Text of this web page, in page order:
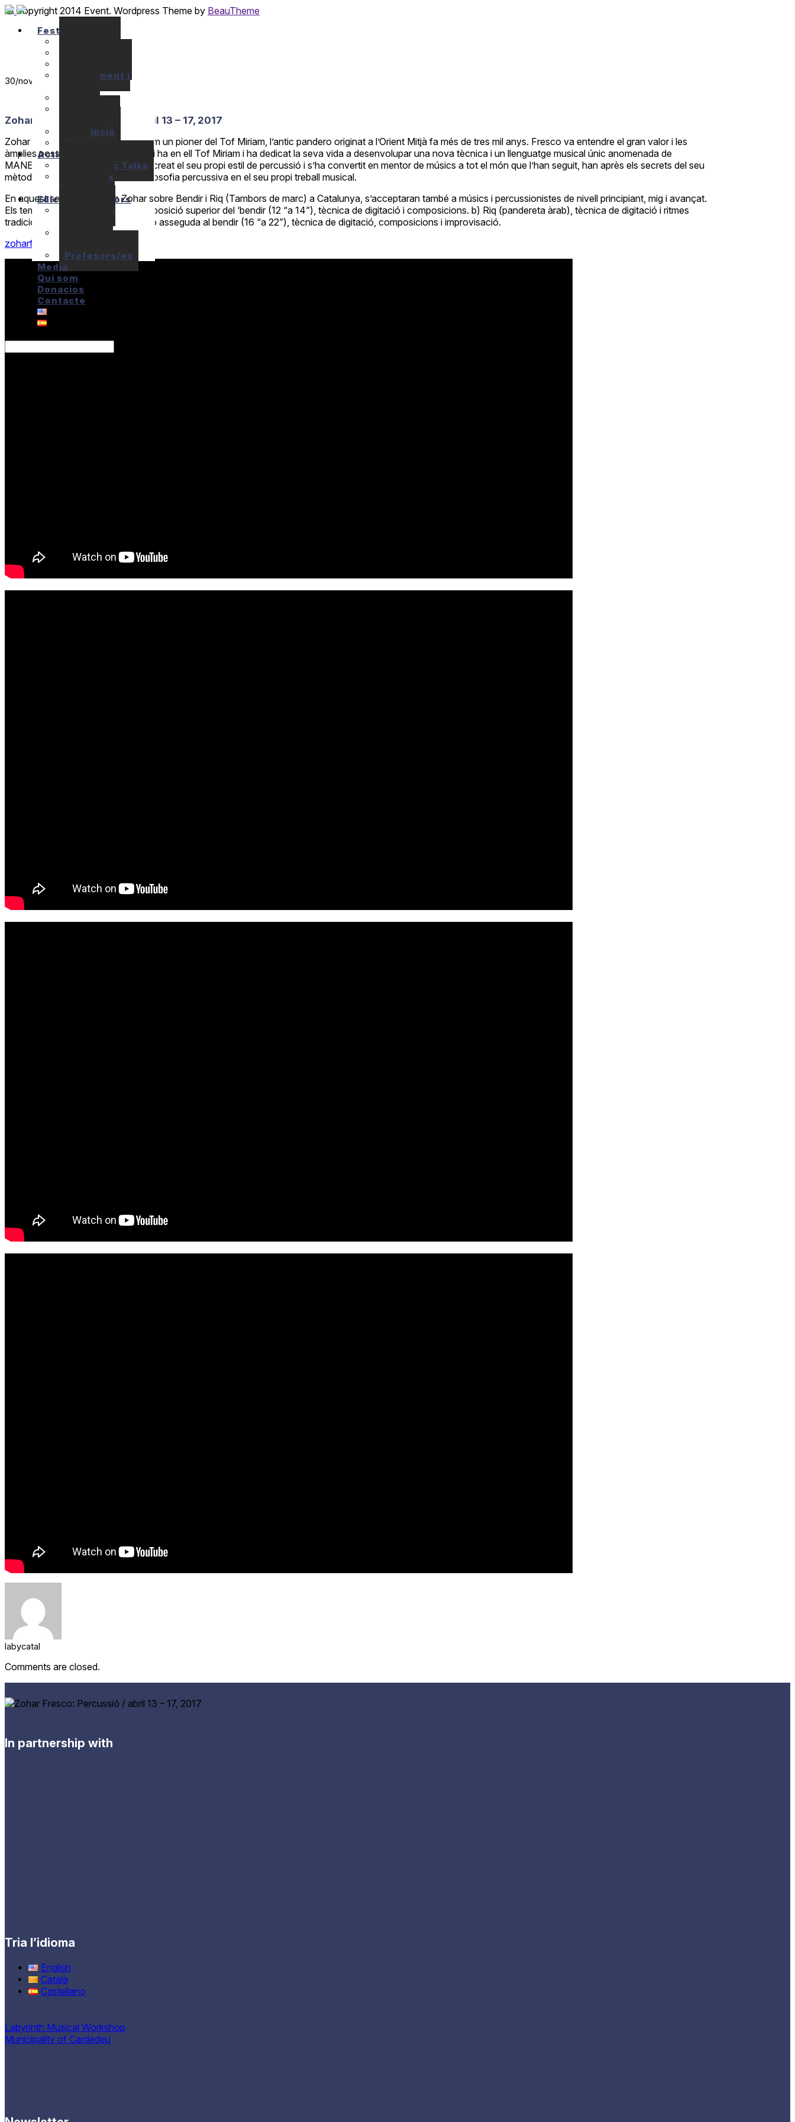
Festival
Allotjament i
Inscripció
FAQ
Activitats
10+1 Music Talks
Briam / E+
Program
Edicions anteriors
Seminaris
Profesors/es
Media
Qui som
Donacios
Contacte
© Copyright 2014 Event. Wordpress Theme by BeauTheme
30/nov
Zohar Fresco: Percussió / abril 13 – 17, 2017
Zohar Izhak Fresco és conegut com un pioner del Tof Miriam, l’antic pandero originat a l’Orient Mitjà fa més de tres mil anys. Fresco va entendre el gran valor i les
àmplies possibilitats musicals que hi ha en ell Tof Miriam i ha dedicat la seva vida a desenvolupar una nova tècnica i un llenguatge musical únic anomenada de
MANEGINA. En fer-ho, Fresco ha creat el seu propi estil de percussió i s’ha convertit en mentor de músics a tot el món que l’han seguit, han après els secrets del seu
mètode musical i adaptat la seva filosofia percussiva en el seu propi treball musical.
En aquest segon taller d’en Zohar sobre Bendir i Riq (Tambors de marc) a Catalunya, s’acceptaran també a músics i percussionistes de nivell principiant, mig i avançat.
Els temes del seminari seran: a) La posició superior del ‘bendir (12 “a 14”), tècnica de digitació i composicions. b) Riq (pandereta àrab), tècnica de digitació i ritmes
tradicionals d’orient mitjà. c) Posició asseguda al bendir (16 “a 22”), tècnica de digitació, composicions i improvisació.
zoharfresco.com
labycatal
Comments are closed.
In partnership with
Tria l’idioma
English
Català
Castellano
Labyrinth Musical Workshop
Municipality of Cardedeu